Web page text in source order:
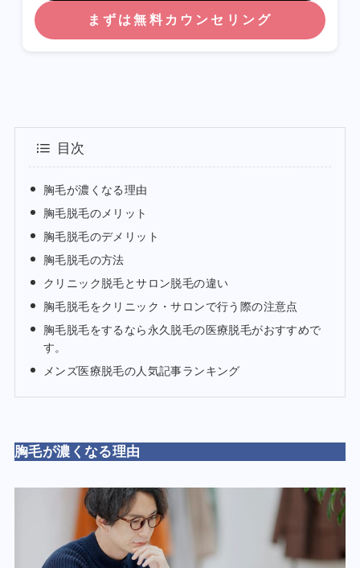
まずは無料カウンセリング
目次
胸毛が濃くなる理由
胸毛脱毛のメリット
胸毛脱毛のデメリット
胸毛脱毛の方法
クリニック脱毛とサロン脱毛の違い
胸毛脱毛をクリニック・サロンで行う際の注意点
胸毛脱毛をするなら永久脱毛の医療脱毛がおすすめで
す。
メンズ医療脱毛の人気記事ランキング
胸毛が濃くなる理由